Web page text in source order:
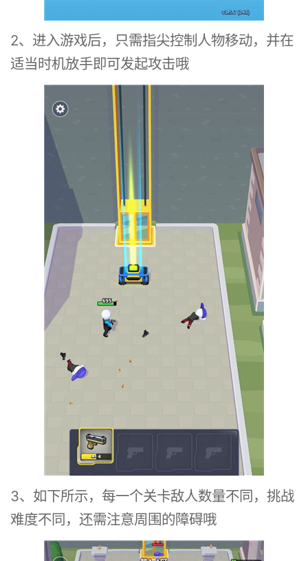
2、进入游戏后，只需指尖控制人物移动，并在
适当时机放手即可发起攻击哦
3、如下所示，每一个关卡敌人数量不同，挑战
难度不同，还需注意周围的障碍哦